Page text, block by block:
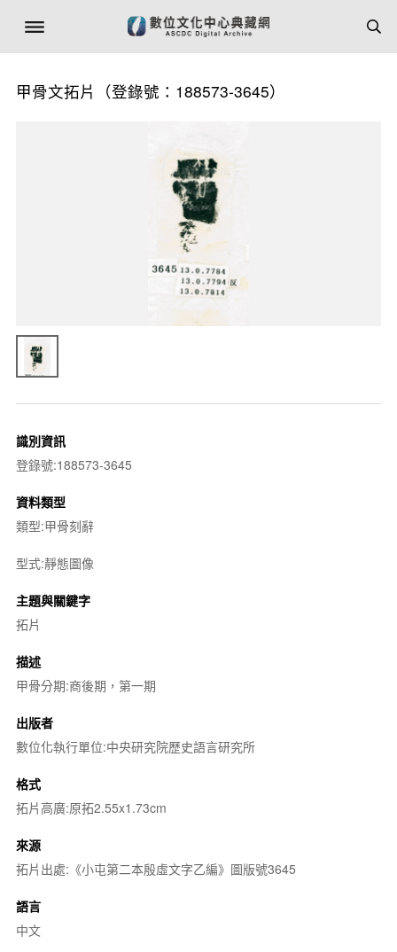
甲骨文拓片（登錄號：188573-3645）
識別資訊
登錄號:188573-3645
資料類型
類型:甲骨刻辭
型式:靜態圖像
主題與關鍵字
拓片
描述
甲骨分期:商後期，第一期
出版者
數位化執行單位:中央研究院歷史語言研究所
格式
拓片高廣:原拓2.55x1.73cm
來源
拓片出處:《小屯第二本殷虛文字乙編》圖版號3645
語言
中文